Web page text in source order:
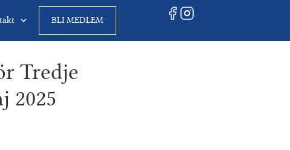
BLI MEDLEM
Tredje
2025